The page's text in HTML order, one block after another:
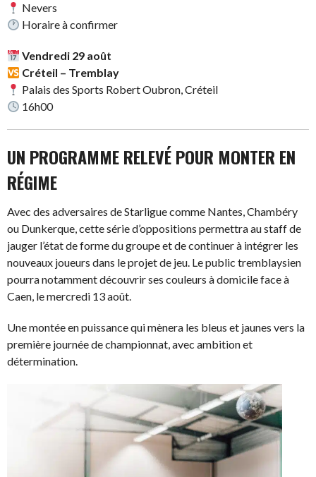
Nevers
Horaire à confirmer
Vendredi 29 août
Créteil – Tremblay
Palais des Sports Robert Oubron, Créteil
16h00
UN PROGRAMME RELEVÉ POUR MONTER EN
RÉGIME
Avec des adversaires de Starligue comme Nantes, Chambéry
ou Dunkerque, cette série d’oppositions permettra au staff de
jauger l’état de forme du groupe et de continuer à intégrer les
nouveaux joueurs dans le projet de jeu. Le public tremblaysien
pourra notamment découvrir ses couleurs à domicile face à
Caen, le mercredi 13 août.
Une montée en puissance qui mènera les bleus et jaunes vers la
première journée de championnat, avec ambition et
détermination.